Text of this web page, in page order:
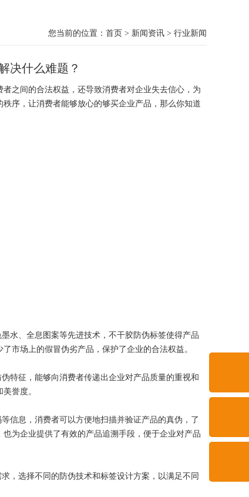
您当前的位置： 首页 > 新闻资讯 > 行业新闻
决什么难题？
之间的合法权益，还导致消费者对企业失去信心，为
序，让消费者能够放心的够买企业产品，那么你知道
水、全息图案等先进技术，不干胶防伪标签使得产品
市场上的假冒伪劣产品，保护了企业的合法权益。
特征，能够向消费者传递出企业对产品质量的重视和
誉度。
信息，消费者可以方便地扫描并验证产品的真伪，了
为企业提供了有效的产品追溯手段，便于企业对产品
，选择不同的防伪技术和标签设计方案，以满足不同